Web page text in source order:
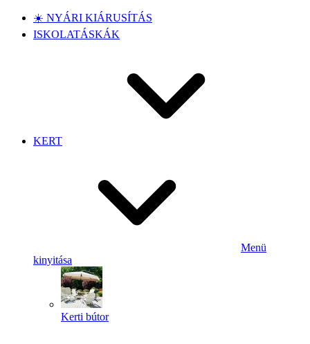
☀️ NYÁRI KIÁRUSÍTÁS
ISKOLATÁSKÁK
KERT
Menü
kinyitása
Kerti bútor